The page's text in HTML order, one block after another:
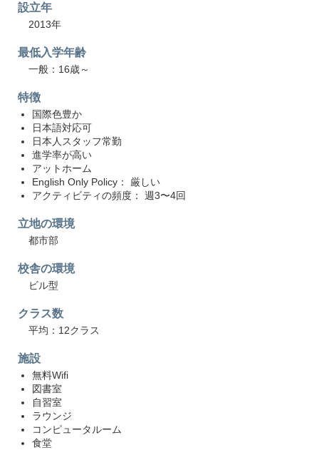
設立年
2013年
最低入学年齢
一般：16歳～
特徴
国際色豊か
日本語対応可
日本人スタッフ常勤
進学率が高い
アットホーム
English Only Policy： 厳しい
アクティビティの頻度： 週3〜4回
立地の環境
都市部
校舎の環境
ビル型
クラス数
平均：12クラス
施設
無料Wifi
図書室
自習室
ラウンジ
コンピュータルーム
食堂